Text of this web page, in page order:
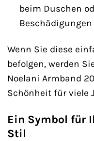
beim Duschen
Wenn Sie diese
befolgen, werden
Noelani Armband
Schönheit für viele
Ein Symbol für
Stil